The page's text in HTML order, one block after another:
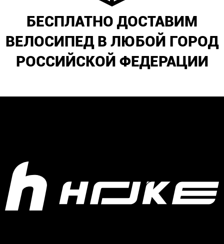
БЕСПЛАТНО ДОСТАВИМ
ВЕЛОСИПЕД В ЛЮБОЙ ГОРОД
РОССИЙСКОЙ ФЕДЕРАЦИИ